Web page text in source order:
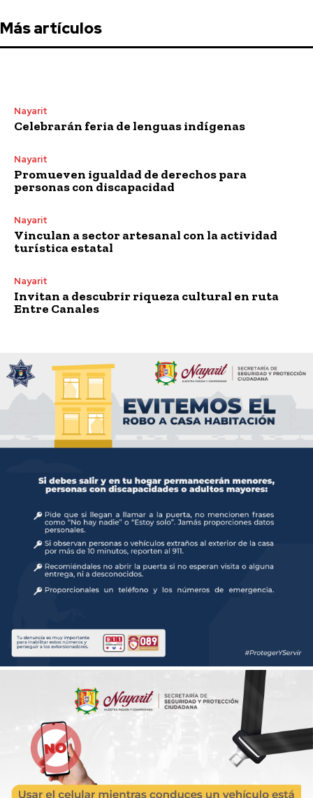
Más artículos
Nayarit
Celebrarán feria de lenguas indígenas
Nayarit
Promueven igualdad de derechos para
personas con discapacidad
Nayarit
Vinculan a sector artesanal con la actividad
turística estatal
Nayarit
Invitan a descubrir riqueza cultural en ruta
Entre Canales